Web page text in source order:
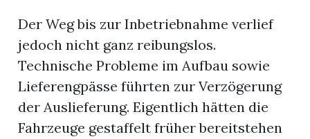
Der Weg bis zur Inbetriebnahme verlief
jedoch nicht ganz reibungslos.
Technische Probleme im Aufbau sowie
Lieferengpässe führten zur Verzögerung
der Auslieferung. Eigentlich hätten die
Fahrzeuge gestaffelt früher bereitstehen